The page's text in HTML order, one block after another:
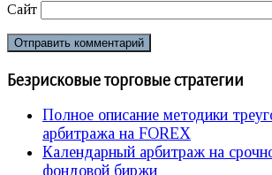
Сайт
Безрисковые торговые стратегии
Полное описание методики
арбитража на FOREX
Календарный арбитраж на
фондовой биржи